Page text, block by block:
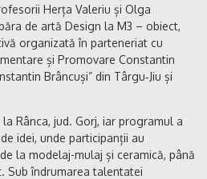
Herța Valeriu și Olga
de artă Design la M3 – obiect,
organizată în parteneriat cu
și Promovare Constantin
Brâncuși” din Târgu‑Jiu și
Rânca, jud. Gorj, iar programul a
idei, unde participanții au
la modelaj-mulaj și ceramică, până
Sub îndrumarea talentatei